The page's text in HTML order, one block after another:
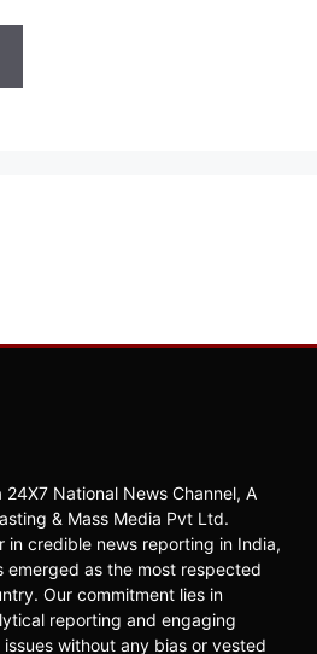
National News Channel, A
& Mass Media Pvt Ltd.
in credible news reporting in India,
emerged as the most respected
Our commitment lies in
reporting and engaging
without any bias or vested